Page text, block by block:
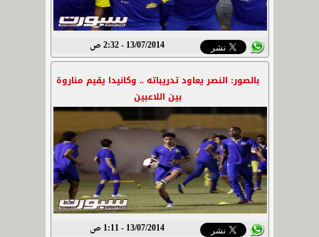
13/07/2014 - 2:32 ص
بالصور: النصر يعاود تدريباته .. وكانيدا يقيم مناروة
بين اللاعبين
13/07/2014 - 1:11 ص